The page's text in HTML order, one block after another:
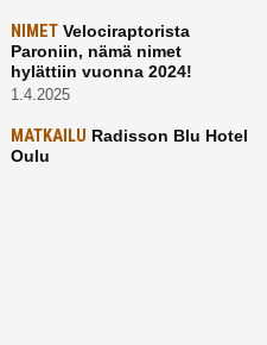
NIMETVelociraptorista
Paroniin, nämä nimet
hylättiin vuonna 2024!
1.4.2025
MATKAILU Radisson Blu Hotel
Oulu